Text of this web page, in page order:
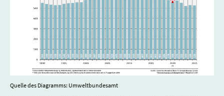
Quelle des Diagramms: Umweltbundesamt